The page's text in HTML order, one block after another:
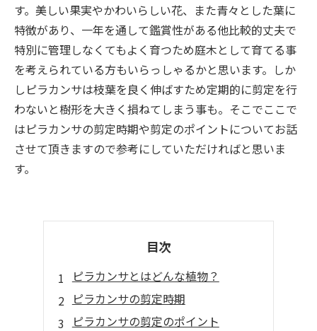
す。美しい果実やかわいらしい花、また青々とした葉に
特徴があり、一年を通して鑑賞性がある他比較的丈夫で
特別に管理しなくてもよく育つため庭木として育てる事
を考えられている方もいらっしゃるかと思います。しか
しピラカンサは枝葉を良く伸ばすため定期的に剪定を行
わないと樹形を大きく損ねてしまう事も。そこでここで
はピラカンサの剪定時期や剪定のポイントについてお話
させて頂きますので参考にしていただければと思いま
す。
目次
ピラカンサとはどんな植物？
ピラカンサの剪定時期
ピラカンサの剪定のポイント